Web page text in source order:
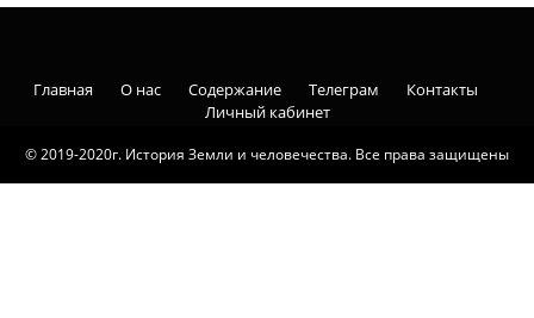
© 2019-2020г. История Земли и человечества. Все права защищены
Главная О нас Содержание Телеграм
Контакты
Личный кабинет